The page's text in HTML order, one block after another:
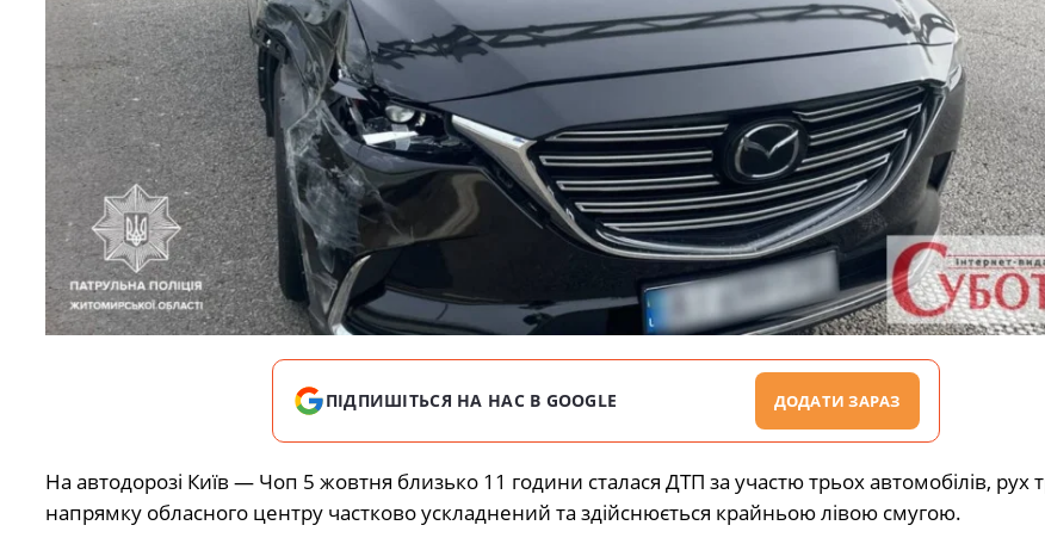
ПІДПИШІТЬСЯ НА НАС В GOOGLE ДОДАТИ ЗАРАЗ
На автодорозі Київ — Чоп 5 жовтня близько 11 години сталася ДТП за участю трьох автомобілів, рух
напрямку обласного центру частково ускладнений та здійснюється крайньою лівою смугою.